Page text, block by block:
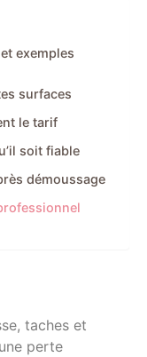
exemples
surfaces
le tarif
soit fiable
démoussage
taches et
perte